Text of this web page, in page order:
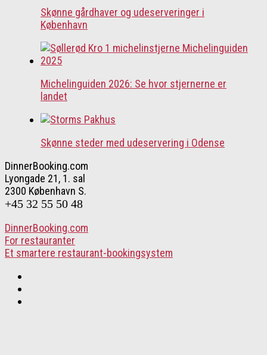
Skønne gårdhaver og udeserveringer i
København
Michelinguiden 2026: Se hvor stjernerne er
landet
Skønne steder med udeservering i Odense
DinnerBooking.com
Lyongade 21, 1. sal
2300 København S.
+45 32 55 50 48
DinnerBooking.com
For restauranter
Et smartere restaurant-bookingsystem